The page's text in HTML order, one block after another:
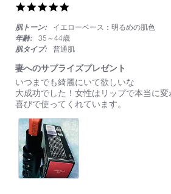
rating
肌トーン:
イエローベース：明るめの肌色
年齢:
35～44歳
肌タイプ:
普通肌
妻へのサプライズプレゼント
Review
by
on
Sep
2024
review
stating
妻
の
サ
プ
ラ
イ
ズ
いつまでも綺麗にいて欲しいな
大成功でした！女性はリップで本当に
喜びで使ってくれています。